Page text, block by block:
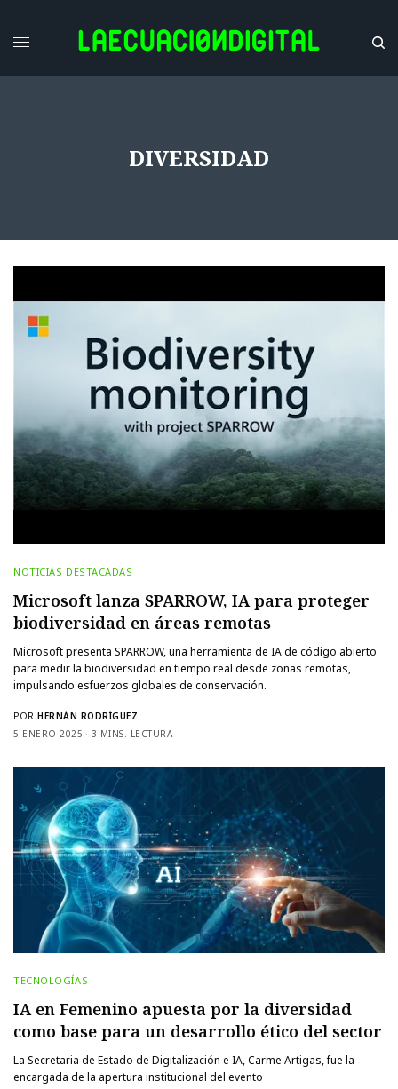
DIVERSIDAD
NOTICIAS DESTACADAS
Microsoft lanza SPARROW, IA para proteger
biodiversidad en áreas remotas
Microsoft presenta SPARROW, una herramienta de IA de código abierto
para medir la biodiversidad en tiempo real desde zonas remotas,
impulsando esfuerzos globales de conservación.
POR HERNÁN RODRÍGUEZ
5 ENERO 2025
3 MINS. LECTURA
TECNOLOGÍAS
IA en Femenino apuesta por la diversidad
como base para un desarrollo ético del sector
La Secretaria de Estado de Digitalización e IA, Carme Artigas, fue la
encargada de la apertura institucional del evento